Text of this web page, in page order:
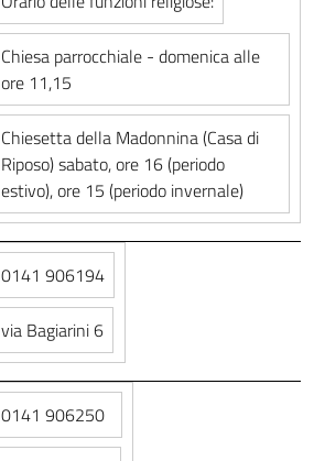
Chiesa parrocchiale - domenica alle
ore 11,15
Chiesetta della Madonnina (Casa di
Riposo) sabato, ore 16 (periodo
estivo), ore 15 (periodo invernale)
0141 906194
via Bagiarini 6
0141 906250